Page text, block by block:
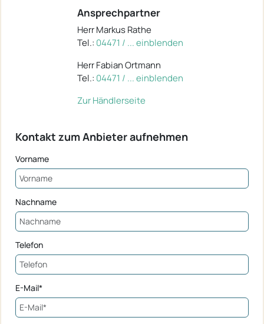
Ansprechpartner
Herr Markus Rathe
Tel.: 04471 / ... einblenden
Herr Fabian Ortmann
Tel.: 04471 / ... einblenden
Zur Händlerseite
Kontakt zum Anbieter aufnehmen
Vorname
Nachname
Telefon
E-Mail*